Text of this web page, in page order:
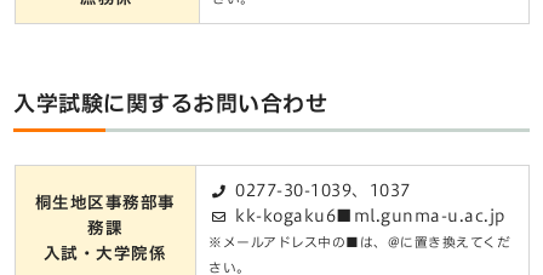
入学試験に関するお問い合わせ
桐生地区事務部事
務課
入試・大学院係
0277-30-1039、1037
kk-kogaku6■ml.gunma-u.ac.jp
※メールアドレス中の■は、@に置き換えてくだ
さい。